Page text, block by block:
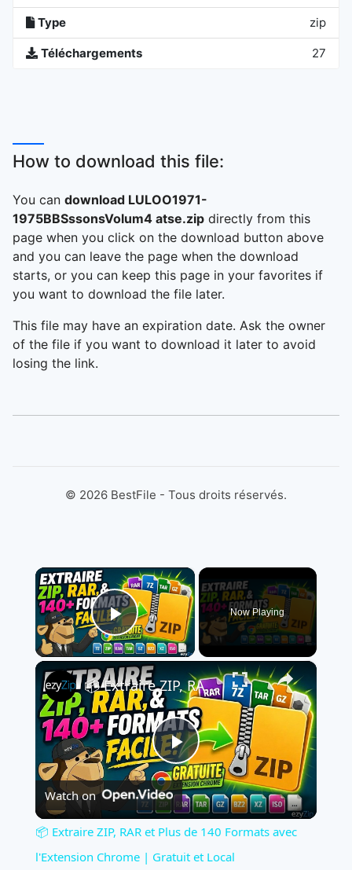
Type zip
Téléchargements 27
How to download this file:
You can download LULOO1971-
1975BBSssonsVolum4 atse.zip directly from this
page when you click on the download button above
and you can leave the page when the download
starts, or you can keep this page in your favorites if
you want to download the file later.
This file may have an expiration date. Ask the owner
of the file if you want to download it later to avoid
losing the link.
© 2026 BestFile - Tous droits réservés.
×
Play Video
Now Playing
×
Play
Video
📦 Extraire ZIP, RAR et Plus de 140 Formats avec l'Extension Chrome | Gratuit et Local
Watch on
📦 Extraire ZIP, RAR et Plus de 140 Formats avec
l'Extension Chrome | Gratuit et Local